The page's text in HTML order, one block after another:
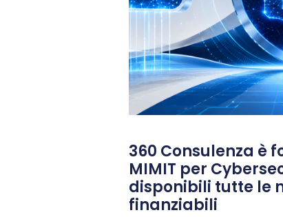
360 Consulenza è
MIMIT per
disponibili tutte le
finanziabili